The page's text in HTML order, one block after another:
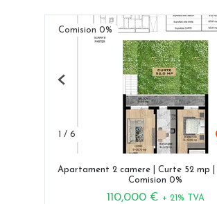
Comision 0%
1 / 6
Previous
Apartament 2 camere | Curte 52 mp |
Comision 0%
110,000 € + 21% TVA